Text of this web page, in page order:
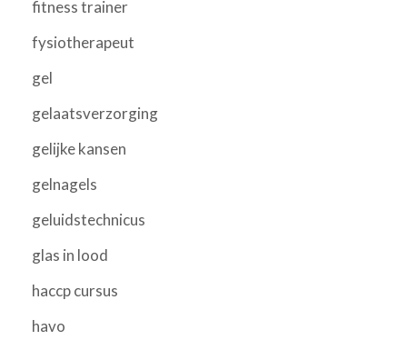
fitness trainer
fysiotherapeut
gel
gelaatsverzorging
gelijke kansen
gelnagels
geluidstechnicus
glas in lood
haccp cursus
havo